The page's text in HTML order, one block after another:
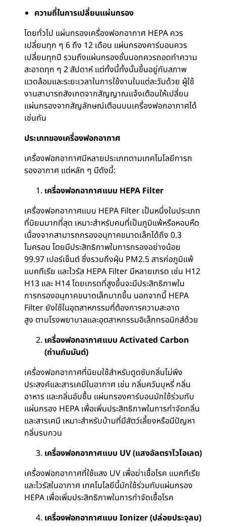
ความถี่ในการเปลี่ยนแผ่นกรอง
โดยทั่วไป แผ่นกรองเครื่องฟอกอากาศ HEPA ควร
เปลี่ยนทุก ๆ 6 ถึง 12 เดือน แผ่นกรองคาร์บอนควร
เปลี่ยนทุกปี รวมถึงแผ่นกรองชั้นนอกควรถอดทำความ
สะอาดทุก ๆ 2 สัปดาห์ แต่ทั้งนี้ทั้งนั้นขึ้นอยู่กับสภาพ
แวดล้อมและระยะเวลาในการใช้งานในแต่ละวันด้วย ผู้ใช้
งานสามารถสังเกตจากสัญญาณแจ้งเตือนให้เปลี่ยน
แผ่นกรองจากสัญลักษณ์เตือนบนเครื่องฟอกอากาศได้
เช่นกัน
ประเภทของเครื่องฟอกอากาศ
เครื่องฟอกอากาศมีหลายประเภทตามเทคโนโลยีการก
รองอากาศ แต่หลัก ๆ มีดังนี้:
เครื่องฟอกอากาศแบบ HEPA Filter
เครื่องฟอกอากาศแบบ HEPA Filter เป็นหนึ่งในประเภท
ที่นิยมมากที่สุด เหมาะสำหรับคนที่เป็นภูมิแพ้หรือหอบหืด
เนื่องจากสามารถกรองอนุภาคขนาดเล็กได้ถึง 0.3
ไมครอน โดยมีประสิทธิภาพในการกรองอย่างน้อย
99.97 เปอร์เซ็นต์ ซึ่งรวมถึงฝุ่น PM2.5 สารก่อภูมิแพ้
แบคทีเรีย และไวรัส HEPA Filter มีหลายเกรด เช่น H12
H13 และ H14 โดยเกรดที่สูงขึ้นจะมีประสิทธิภาพใน
การกรองอนุภาคขนาดเล็กมากขึ้น นอกจากนี้ HEPA
Filter ยังใช้ในอุตสาหกรรมที่ต้องการความสะอาด
สูง ตามโรงพยาบาลและอุตสาหกรรมอิเล็กทรอนิกส์ด้วย
เครื่องฟอกอากาศแบบ Activated Carbon
(ถ่านกัมมันต์)
เครื่องฟอกอากาศที่นิยมใช้สำหรับดูดซับกลิ่นไม่พึง
ประสงค์และสารเคมีในอากาศ เช่น กลิ่นควันบุหรี่ กลิ่น
อาหาร และกลิ่นอับชื้น แผ่นกรองคาร์บอนมักใช้ร่วมกับ
แผ่นกรอง HEPA เพื่อเพิ่มประสิทธิภาพในการกำจัดกลิ่น
และสารเคมี เหมาะสำหรับบ้านที่มีสัตว์เลี้ยงหรือมีปัญหา
กลิ่นรบกวน
เครื่องฟอกอากาศแบบ UV (แสงอัลตราไวโอเลต)
เครื่องฟอกอากาศที่ใช้แสง UV เพื่อฆ่าเชื้อโรค แบคทีเรีย
และไวรัสในอากาศ เทคโนโลยีนี้มักใช้ร่วมกับแผ่นกรอง
HEPA เพื่อเพิ่มประสิทธิภาพในการกำจัดเชื้อโรค
เครื่องฟอกอากาศแบบ Ionizer (ปล่อยประจุลบ)